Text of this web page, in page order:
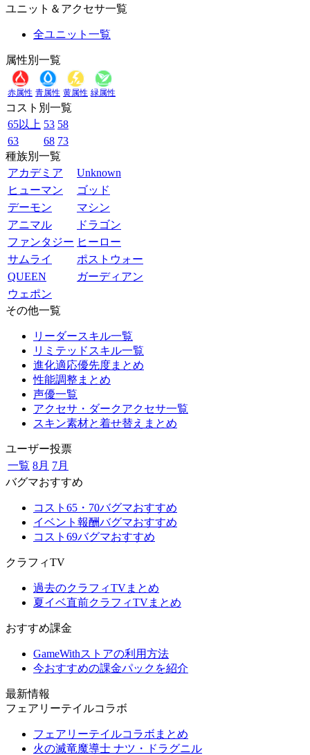
ユニット＆アクセサ一覧
全ユニット一覧
属性別一覧
赤属性 青属性 黄属性 緑属性
コスト別一覧
65以上 53 58
63
68 73
種族別一覧
アカデミア
Unknown
ヒューマン
ゴッド
デーモン
マシン
アニマル
ドラゴン
ファンタジー ヒーロー
サムライ
ポストウォー
QUEEN
ガーディアン
ウェポン
その他一覧
リーダースキル一覧
リミテッドスキル一覧
進化適応優先度まとめ
性能調整まとめ
声優一覧
アクセサ・ダークアクセサ一覧
スキン素材と着せ替えまとめ
ユーザー投票
一覧 8月 7月
バグマおすすめ
コスト65・70バグマおすすめ
イベント報酬バグマおすすめ
コスト69バグマおすすめ
クラフィTV
過去のクラフィTVまとめ
夏イベ直前クラフィTVまとめ
おすすめ課金
GameWithストアの利用方法
今おすすめの課金パックを紹介
最新情報
フェアリーテイルコラボ
フェアリーテイルコラボまとめ
火の滅竜魔導士 ナツ・ドラグニル